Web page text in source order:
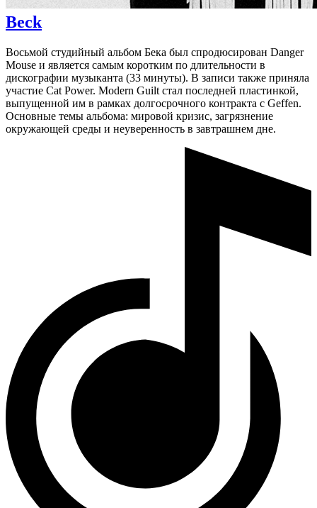
Beck
Восьмой студийный альбом Бека был спродюсирован Danger
Mouse и является самым коротким по длительности в
дискографии музыканта (33 минуты). В записи также приняла
участие Cat Power. Modern Guilt стал последней пластинкой,
выпущенной им в рамках долгосрочного контракта с Geffen.
Основные темы альбома: мировой кризис, загрязнение
окружающей среды и неуверенность в завтрашнем дне.